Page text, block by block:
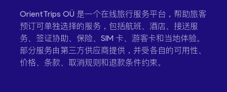
OrientTrips OÜ 是一个在线旅行服务平台，帮助旅客
预订可单独选择的服务，包括航班、酒店、接送服
务、签证协助、保险、SIM 卡、游客卡和当地体验。
部分服务由第三方供应商提供，并受各自的可用性、
价格、条款、取消规则和退款条件约束。